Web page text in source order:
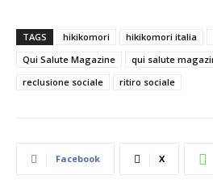
TAGS hikikomori hikikomori italia
Qui Salute Magazine
qui salute
reclusione sociale
ritiro sociale
Facebook X